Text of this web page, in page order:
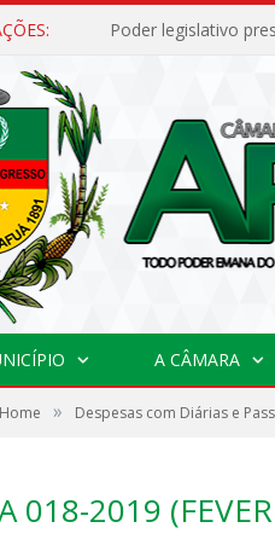
A CÂMARA
Home » Despesas com Diárias e
018-2019